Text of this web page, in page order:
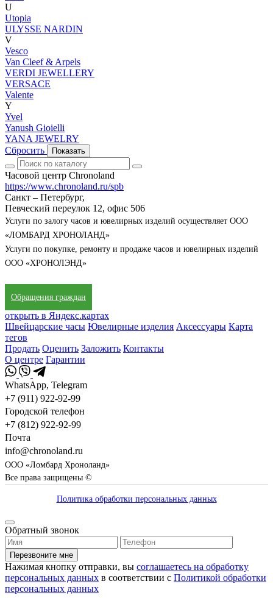
U
Utopia
ULYSSE NARDIN
V
Vesco
Van Cleef & Arpels
VERDI JEWELLERY
VERSACE
Valente
Y
Yvel
Yanush Gioielli
YANA JEWELRY
Сбросить
Показать
Часовой центр Chronoland
https://www.chronoland.ru/spb
Санкт – Петербург,
Певческий переулок 12, офис 506
Услуги по залогу часов и ювелирных изделий осуществляет ООО
«ЛОМБАРД ХРОНОЛАНД»
Услуги по покупке, ремонту и продаже часов и ювелирных изделий
ООО «ХРОНОЛЭНД»
Обращения граждан
открыть в Яндекс.картах
Швейцарские часы Ювелирные изделия Аксессуары Карта
тегов
Продать Оценить Заложить Контакты
О центре Гарантии
WhatsApp, Telegram
+7 (911) 922-92-99
Городской телефон
+7 (812) 922-92-99
Почта
info@chronoland.ru
ООО «Ломбард Хроноланд»
Все права защищены ©
Политика обработки персональных данных
Обратный звонок
Перезвоните мне
Нажимая кнопку отправки, вы соглашаетесь на обработку
персональных данных в соответствии с Политикой обработки
персональных данных